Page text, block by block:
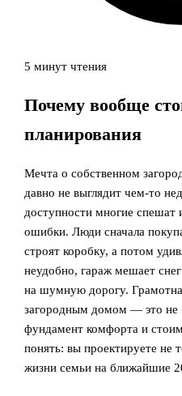
5 минут чтения
Почему вообще
планирования
Мечта о собственном
давно не выглядит чем‑то
доступности многие
ошибки. Люди сначала
строят коробку, а потом
неудобно, гараж мешает
на шумную дорогу.
загородным домом — это не
фундамент комфорта и
понять: вы проектируете не
жизни семьи на ближайшие